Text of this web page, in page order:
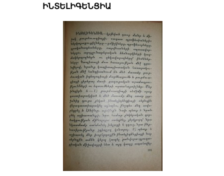
ԻՆՏԵԼԻԳԵՆՑԻԱ